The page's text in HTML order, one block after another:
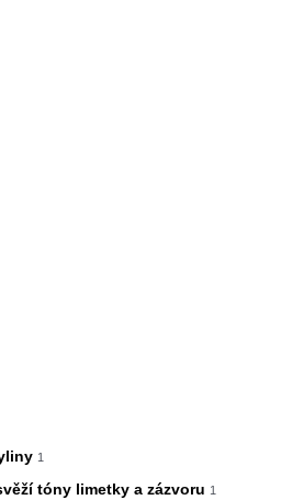
1
tóny limetky a zázvoru 1